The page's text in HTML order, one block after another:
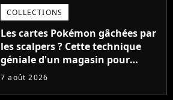
COLLECTIONS
Les cartes Pokémon gâchées par
les scalpers ? Cette technique
géniale d'un magasin pour
ruiner les revendeurs
7 août 2026